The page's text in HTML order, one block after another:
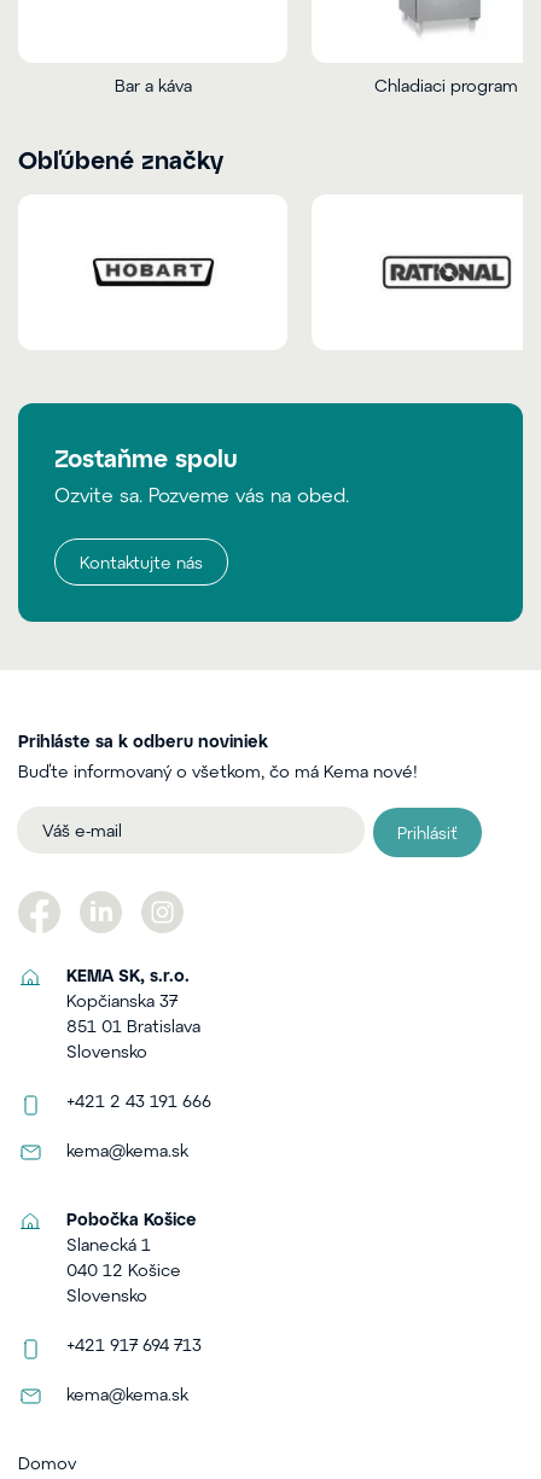
Bar a káva Chladiaci program
Obľúbené značky
Zostaňme spolu
Ozvite sa. Pozveme vás na obed.
Kontaktujte nás
Prihláste sa k odberu noviniek
Buďte informovaný o všetkom, čo má Kema nové!
Prihlásiť
KEMA SK, s.r.o.
Kopčianska 37
851 01 Bratislava
Slovensko
+421 2 43 191 666
kema@kema.sk
Pobočka Košice
Slanecká 1
040 12 Košice
Slovensko
+421 917 694 713
kema@kema.sk
Domov